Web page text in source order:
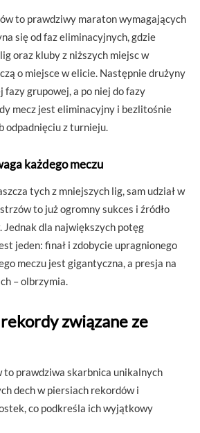
to prawdziwy maraton wymagających
się od faz eliminacyjnych, gdzie
oraz kluby z niższych miejsc w
o miejsce w elicie. Następnie drużyny
fazy grupowej, a po niej do fazy
mecz jest eliminacyjny i bezlitośnie
odpadnięciu z turnieju.
każdego meczu
tych z mniejszych lig, sam udział w
to już ogromny sukces i źródło
Jednak dla największych potęg
jeden: finał i zdobycie upragnionego
meczu jest gigantyczna, a presja na
– olbrzymia.
związane ze
prawdziwa skarbnica unikalnych
dech w piersiach rekordów i
co podkreśla ich wyjątkowy